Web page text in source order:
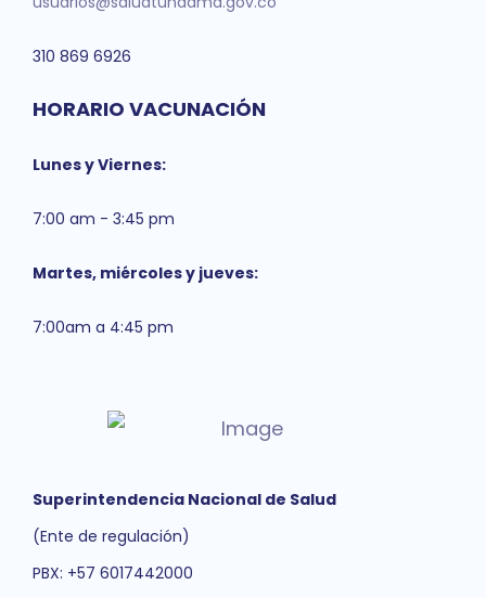
310 869 6926
HORARIO VACUNACIÓN
Lunes y Viernes:
7:00 am - 3:45 pm
Martes, miércoles y jueves:
7:00am a 4:45 pm
Superintendencia Nacional de Salud
(Ente de regulación)
PBX: +57 6017442000